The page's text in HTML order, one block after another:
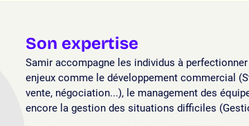
Son expertise
Samir accompagne les individus à
enjeux comme le développement commercial
vente, négociation...), le management des
encore la gestion des situations difficiles